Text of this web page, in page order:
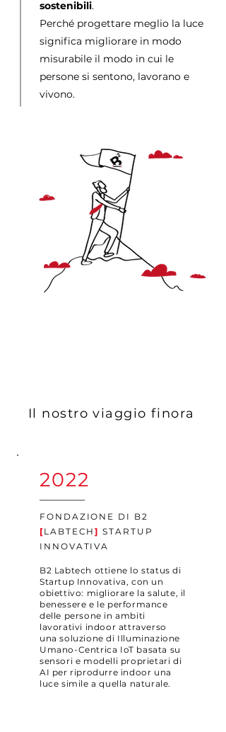
sostenibili.
Perché progettare meglio la luce
significa migliorare in modo
misurabile il modo in cui le
persone si sentono, lavorano e
vivono.
Il nostro viaggio finora
2022
FONDAZIONE DI B2
[LABTECH] STARTUP
INNOVATIVA
B2 Labtech ottiene lo status di
Startup Innovativa, con un
obiettivo: migliorare la salute, il
benessere e le performance
delle persone in ambiti
lavorativi indoor attraverso
una soluzione di Illuminazione
Umano-Centrica IoT basata su
sensori e modelli proprietari di
AI per riprodurre indoor una
luce simile a quella naturale.